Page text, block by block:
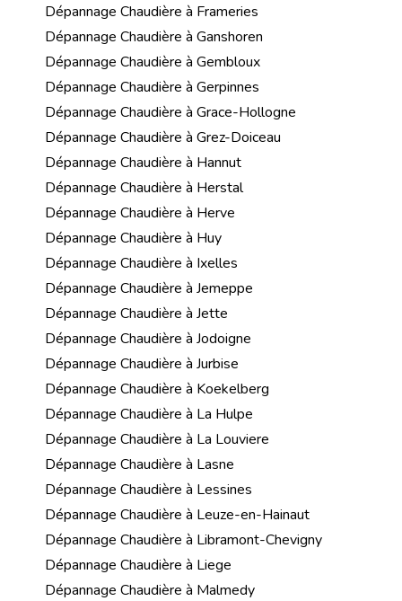
Dépannage Chaudière à Frameries
Dépannage Chaudière à Ganshoren
Dépannage Chaudière à Gembloux
Dépannage Chaudière à Gerpinnes
Dépannage Chaudière à Grace-Hollogne
Dépannage Chaudière à Grez-Doiceau
Dépannage Chaudière à Hannut
Dépannage Chaudière à Herstal
Dépannage Chaudière à Herve
Dépannage Chaudière à Huy
Dépannage Chaudière à Ixelles
Dépannage Chaudière à Jemeppe
Dépannage Chaudière à Jette
Dépannage Chaudière à Jodoigne
Dépannage Chaudière à Jurbise
Dépannage Chaudière à Koekelberg
Dépannage Chaudière à La Hulpe
Dépannage Chaudière à La Louviere
Dépannage Chaudière à Lasne
Dépannage Chaudière à Lessines
Dépannage Chaudière à Leuze-en-Hainaut
Dépannage Chaudière à Libramont-Chevigny
Dépannage Chaudière à Liege
Dépannage Chaudière à Malmedy